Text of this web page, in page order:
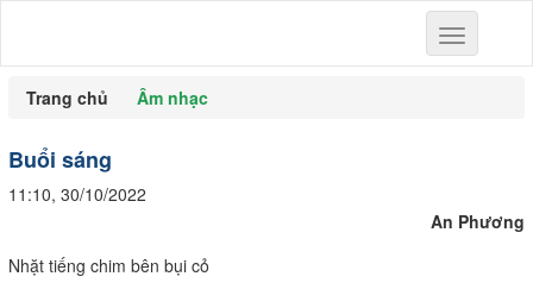
Toggle
navigation
Trang chủ
Âm nhạc
Buổi sáng
11:10, 30/10/2022
An Phương
Nhặt tiếng chim bên bụi cỏ